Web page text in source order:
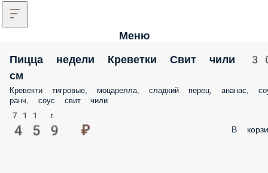
Меню
Пицца недели Креветки Свит чили
см
Кревекти тигровые, моцарелла, сладкий перец, ананас,
ранч, соус свит чили
711 г.
459 ₽ В